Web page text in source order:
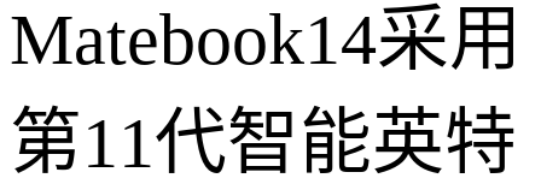
Matebook14采用
第11代智能英特